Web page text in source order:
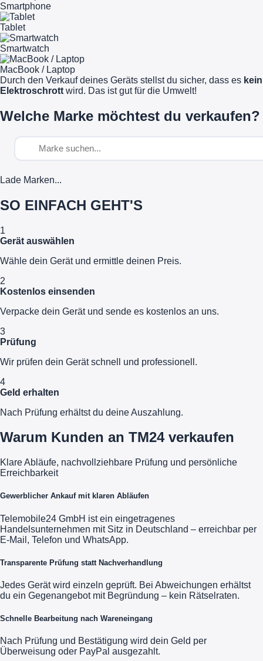
Smartphone
Tablet
Smartwatch
MacBook / Laptop
Durch den Verkauf deines Geräts stellst du sicher, dass es kein
Elektroschrott wird. Das ist gut für die Umwelt!
Welche Marke möchtest du verkaufen?
Lade Marken...
SO EINFACH GEHT'S
1
Gerät auswählen
Wähle dein Gerät und ermittle deinen Preis.
2
Kostenlos einsenden
Verpacke dein Gerät und sende es kostenlos an uns.
3
Prüfung
Wir prüfen dein Gerät schnell und professionell.
4
Geld erhalten
Nach Prüfung erhältst du deine Auszahlung.
Warum Kunden an TM24 verkaufen
Klare Abläufe, nachvollziehbare Prüfung und persönliche
Erreichbarkeit
Gewerblicher Ankauf mit klaren Abläufen
Telemobile24 GmbH ist ein eingetragenes
Handelsunternehmen mit Sitz in Deutschland – erreichbar per
E-Mail, Telefon und WhatsApp.
Transparente Prüfung statt Nachverhandlung
Jedes Gerät wird einzeln geprüft. Bei Abweichungen erhältst
du ein Gegenangebot mit Begründung – kein Rätselraten.
Schnelle Bearbeitung nach Wareneingang
Nach Prüfung und Bestätigung wird dein Geld per
Überweisung oder PayPal ausgezahlt.